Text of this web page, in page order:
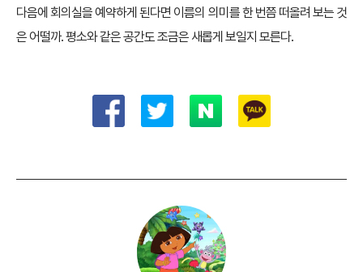
다음에 회의실을 예약하게 된다면 이름의 의미를 한 번쯤 떠올려 보는 것
은 어떨까. 평소와 같은 공간도 조금은 새롭게 보일지 모른다.